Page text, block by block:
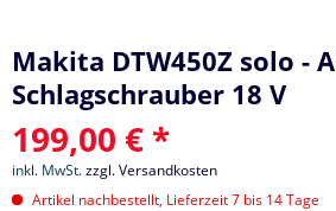
Makita DTW450Z solo -
Schlagschrauber 18 V
199,00 € *
inkl. MwSt.zzgl. Versandkosten
Artikel nachbestellt, Lieferzeit 7 bis 14 Tage